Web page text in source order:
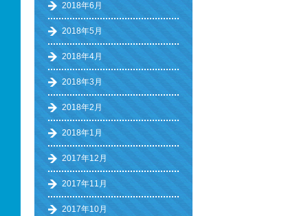
2018年6月
2018年5月
2018年4月
2018年3月
2018年2月
2018年1月
2017年12月
2017年11月
2017年10月